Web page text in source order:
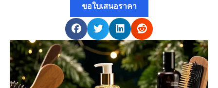
ขอใบเสนอราคา